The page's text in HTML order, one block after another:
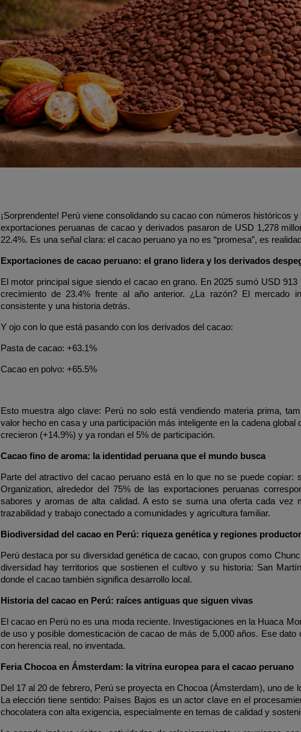
¡Sorprendente! Perú viene consolidando su cacao con números históricos
exportaciones peruanas de cacao y derivados pasaron de USD 1,278
22.4%. Es una señal clara: el cacao peruano ya no es “promesa”, es
Exportaciones de cacao peruano: el grano lidera y los derivados
El motor principal sigue siendo el cacao en grano. En 2025 sumó USD
crecimiento de 23.4% frente al año anterior. ¿La razón? El mercado
consistente y una historia detrás.
Y ojo con lo que está pasando con los derivados del cacao:
Pasta de cacao: +63.1%
Cacao en polvo: +65.5%
Esto muestra algo clave: Perú no solo está vendiendo materia prima,
valor hecho en casa y una participación más inteligente en la cadena
crecieron (+14.9%) y ya rondan el 5% de participación.
Cacao fino de aroma: la identidad peruana que el mundo busca
Parte del atractivo del cacao peruano está en lo que no se puede
Organization, alrededor del 75% de las exportaciones peruanas
sabores y aromas de alta calidad. A esto se suma una oferta cada vez
trazabilidad y trabajo conectado a comunidades y agricultura familiar.
Biodiversidad del cacao en Perú: riqueza genética y regiones
Perú destaca por su diversidad genética de cacao, con grupos como
diversidad hay territorios que sostienen el cultivo y su historia: San
donde el cacao también significa desarrollo local.
Historia del cacao en Perú: raíces antiguas que siguen vivas
El cacao en Perú no es una moda reciente. Investigaciones en la Huaca
de uso y posible domesticación de cacao de más de 5,000 años. Ese
con herencia real, no inventada.
Feria Chocoa en Ámsterdam: la vitrina europea para el cacao peruano
Del 17 al 20 de febrero, Perú se proyecta en Chocoa (Ámsterdam), uno
La elección tiene sentido: Países Bajos es un actor clave en el
chocolatera con alta exigencia, especialmente en temas de calidad y